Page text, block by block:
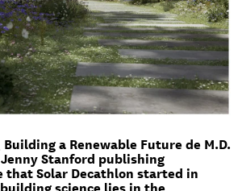
a Renewable Future de M.D.
Stanford publishing
that Solar Decathlon started in
science lies in the